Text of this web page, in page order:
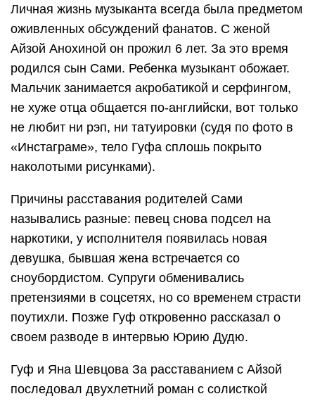
Личная жизнь музыканта всегда была предметом
оживленных обсуждений фанатов. С женой
Айзой Анохиной он прожил 6 лет. За это время
родился сын Сами. Ребенка музыкант обожает.
Мальчик занимается акробатикой и серфингом,
не хуже отца общается по-английски, вот только
не любит ни рэп, ни татуировки (судя по фото в
«Инстаграме», тело Гуфа сплошь покрыто
наколотыми рисунками).
Причины расставания родителей Сами
назывались разные: певец снова подсел на
наркотики, у исполнителя появилась новая
девушка, бывшая жена встречается со
сноубордистом. Супруги обменивались
претензиями в соцсетях, но со временем страсти
поутихли. Позже Гуф откровенно рассказал о
своем разводе в интервью Юрию Дудю.
Гуф и Яна Шевцова За расставанием с Айзой
последовал двухлетний роман с солисткой